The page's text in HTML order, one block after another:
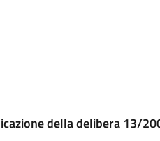
della delibera 13/